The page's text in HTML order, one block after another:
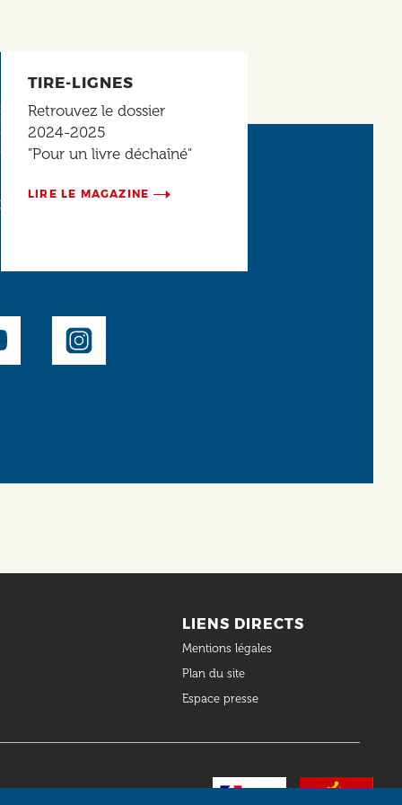
TIRE-LIGNES
Retrouvez le dossier
2024-2025
"Pour un livre déchaîné"
LIRE LE MAGAZINE
LIENS DIRECTS
Mentions légales
Plan du site
Espace presse